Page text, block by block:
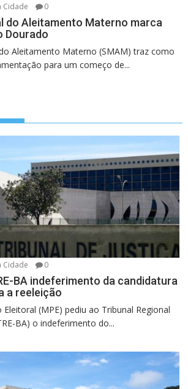
Cidade 0
do Aleitamento Materno marca
Dourado
Aleitamento Materno (SMAM) traz como
para um começo de...
Cidade 0
BA indeferimento da candidatura
a reeleição
(MPE) pediu ao Tribunal Regional
BA) o indeferimento do...